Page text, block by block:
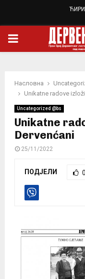
PRIMARY
Насловна
Unikatne radove
Uncategorized @bs
Unikatne
Dervenćani
25/11/2022
ПОДЈЕЛИ 0